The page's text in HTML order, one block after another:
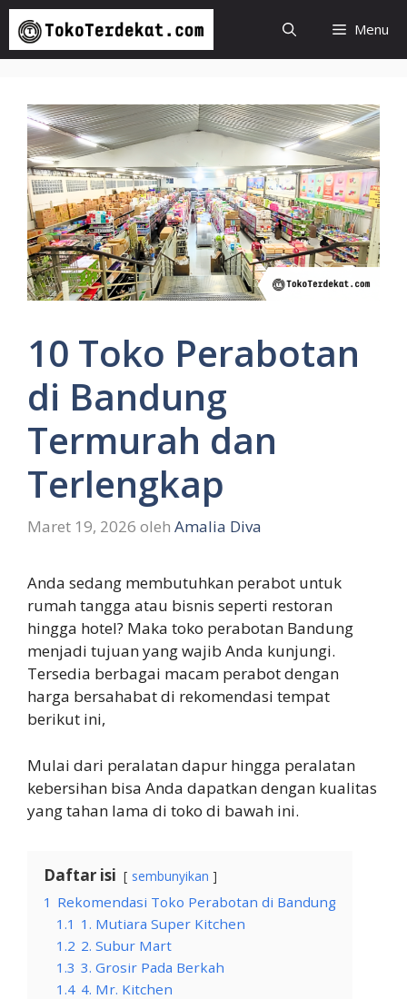
Langsung
isi
Menu
10 Toko Perabotan
di Bandung
Termurah dan
Terlengkap
Maret 19, 2026 oleh Amalia Diva
Anda sedang membutuhkan perabot untuk
rumah tangga atau bisnis seperti restoran
hingga hotel? Maka toko perabotan Bandung
menjadi tujuan yang wajib Anda kunjungi.
Tersedia berbagai macam perabot dengan
harga bersahabat di rekomendasi tempat
berikut ini,
Mulai dari peralatan dapur hingga peralatan
kebersihan bisa Anda dapatkan dengan kualitas
yang tahan lama di toko di bawah ini.
Daftar isi sembunyikan
1 Rekomendasi Toko Perabotan di Bandung
1.1 1. Mutiara Super Kitchen
1.2 2. Subur Mart
1.3 3. Grosir Pada Berkah
1.4 4. Mr. Kitchen